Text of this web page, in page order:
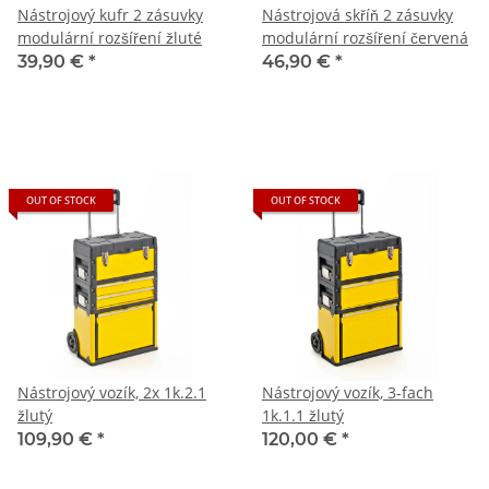
Nástrojový kufr 2 zásuvky
modulární rozšíření žluté
39,90 € *
Nástrojová skříň 2 zásuvky
modulární rozšíření červená
46,90 € *
OUT OF STOCK
Nástrojový vozík, 2x 1k.2.1
žlutý
109,90 € *
OUT OF STOCK
Nástrojový vozík, 3-fach
1k.1.1 žlutý
120,00 € *